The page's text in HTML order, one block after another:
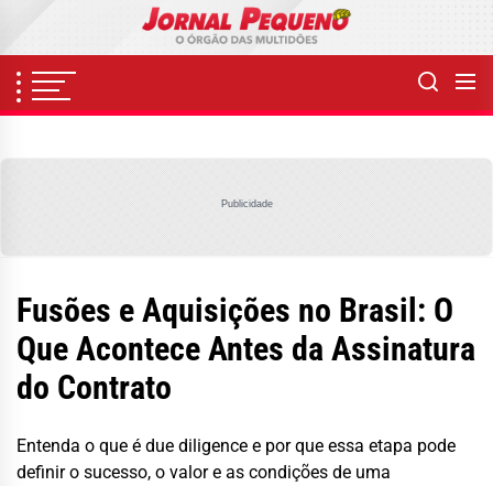
content
Publicidade
Fusões e Aquisições no Brasil: O
Que Acontece Antes da Assinatura
do Contrato
Entenda o que é due diligence e por que essa etapa pode
definir o sucesso, o valor e as condições de uma